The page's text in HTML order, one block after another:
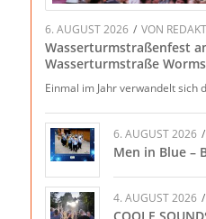
6. AUGUST 2026 / VON
Wasserturmstraßenfest
Wasserturmstraße Worms
Einmal im Jahr verwandelt
6. AUGUST 2026 /
Men in Blue –
4. AUGUST 2026 /